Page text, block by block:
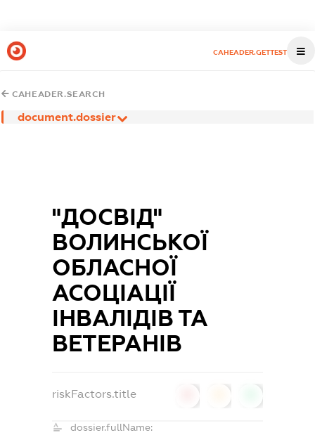
CAHEADER.GETTEST
CAHEADER.SEARCH
document.dossier
"ДОСВІД"
ВОЛИНСЬКОЇ
ОБЛАСНОЇ
АСОЦІАЦІЇ
ІНВАЛІДІВ ТА
ВЕТЕРАНІВ
riskFactors.title
dossier.fullName: